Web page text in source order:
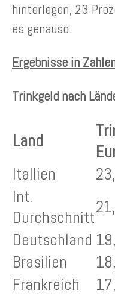
hinterlegen, 23
es genauso.
Ergebnisse in
Trinkgeld nach
Land
Itallien
Int.
Durchschnitt
Deutschland
Brasilien
Frankreich